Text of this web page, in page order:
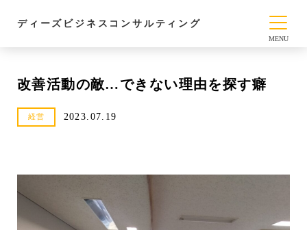
ディーズビジネスコンサルティング
改善活動の敵…できない理由を探す癖
経営 2023.07.19